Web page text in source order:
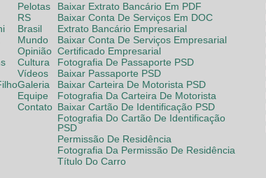
Pelotas
RS
Brasil
Mundo
Opinião
Cultura
Vídeos
Galeria
Equipe
Contato
Baixar Extrato Bancário Em PDF
Baixar Conta De Serviços Em DOC
Extrato Bancário Empresarial
Baixar Conta De Serviços Empresarial
Certificado Empresarial
Fotografia De Passaporte PSD
Baixar Passaporte PSD
Baixar Carteira De Motorista PSD
Fotografia Da Carteira De Motorista
Baixar Cartão De Identificação PSD
Fotografia Do Cartão De Identificação
PSD
Permissão De Residência
Fotografia Da Permissão De Residência
Título Do Carro